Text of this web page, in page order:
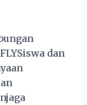
dan